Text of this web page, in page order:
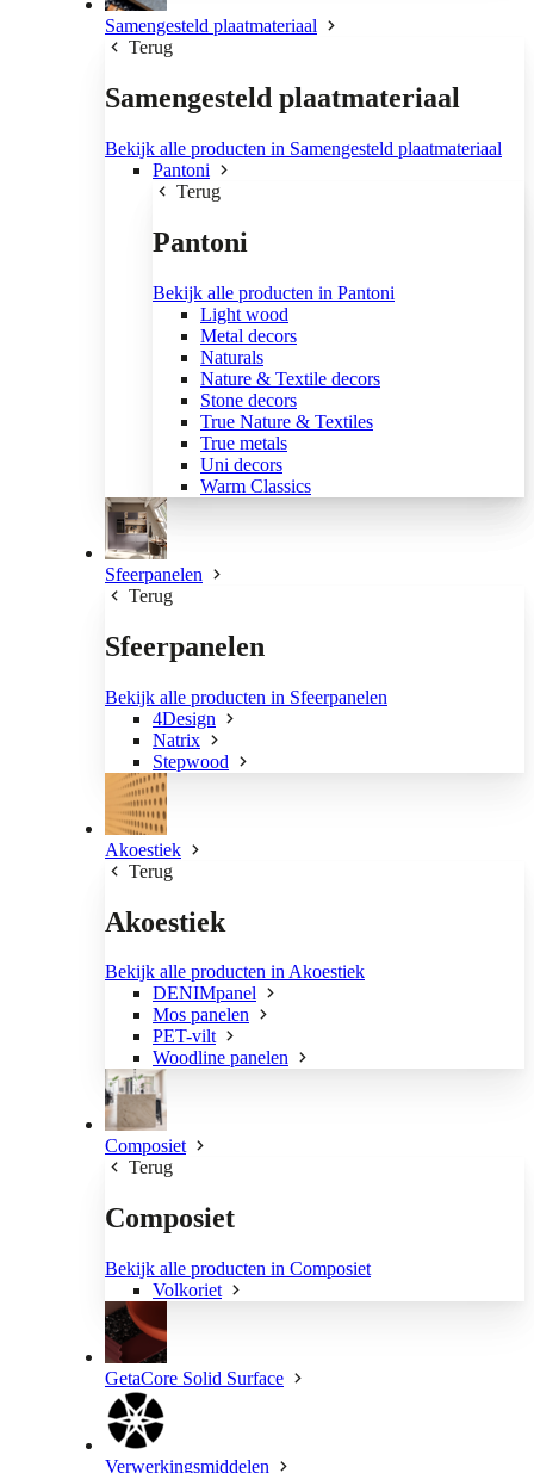
Samengesteld plaatmateriaal
Terug
Samengesteld plaatmateriaal
Bekijk alle producten in Samengesteld plaatmateriaal
Pantoni
Terug
Pantoni
Bekijk alle producten in Pantoni
Light wood
Metal decors
Naturals
Nature & Textile decors
Stone decors
True Nature & Textiles
True metals
Uni decors
Warm Classics
Sfeerpanelen
Terug
Sfeerpanelen
Bekijk alle producten in Sfeerpanelen
4Design
Natrix
Stepwood
Akoestiek
Terug
Akoestiek
Bekijk alle producten in Akoestiek
DENIMpanel
Mos panelen
PET-vilt
Woodline panelen
Composiet
Terug
Composiet
Bekijk alle producten in Composiet
Volkoriet
GetaCore Solid Surface
Verwerkingsmiddelen